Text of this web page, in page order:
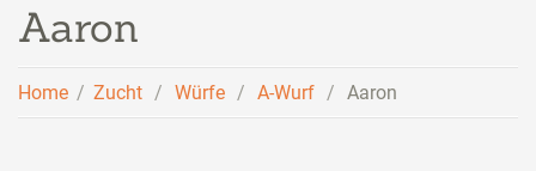
Aaron
Home Zucht Würfe A-Wurf Aaron